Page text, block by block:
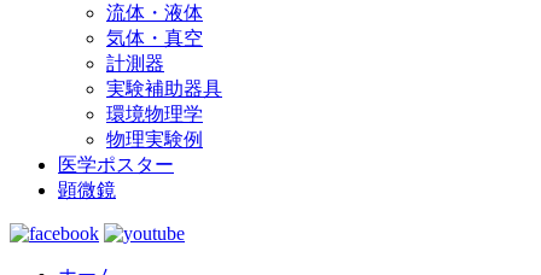
流体・液体
気体・真空
計測器
実験補助器具
環境物理学
物理実験例
医学ポスター
顕微鏡